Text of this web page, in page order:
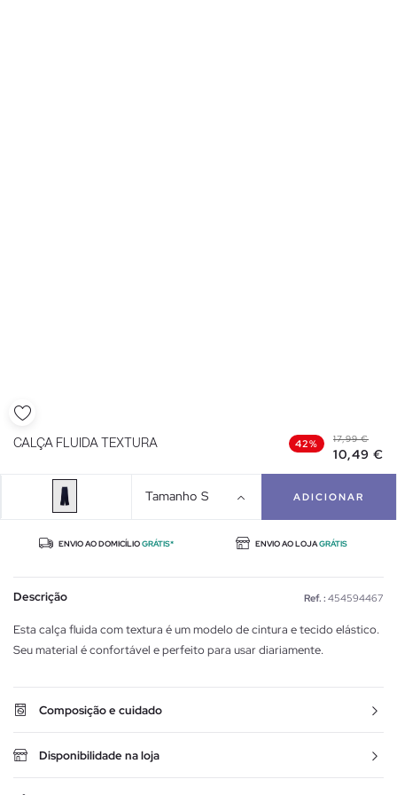
CALÇA FLUIDA TEXTURA 42% 17,99 €
10,49 €
Tamanho S ADICIONAR
ENVIO AO DOMICÍLIOGRÁTIS* ENVIO AO LOJAGRÁTIS
Descrição Ref. : 454594467
Esta calça fluida com textura é um modelo de cintura e tecido elástico.
Seu material é confortável e perfeito para usar diariamente.
Composição e cuidado
Disponibilidade na loja